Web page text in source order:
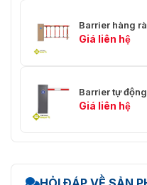
Barrier hàng
Giá liên hệ
Barrier tự
Giá liên hệ